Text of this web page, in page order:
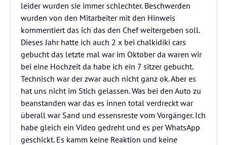
leider wurden sie immer schlechter. Beschwerden
wurden von den Mitarbeiter mit den Hinweis
kommentiert das ich das den Chef weitergeben soll.
Dieses Jahr hatte ich auch 2 x bei chalkidiki cars
gebucht das letzte mal war im Oktober da waren wir
bei eine Hochzeit da habe ich ein 7 sitzer gebucht.
Technisch war der zwar auch nicht ganz ok. Aber es
hat uns nicht im Stich gelassen. Was bei den Auto zu
beanstanden war das es innen total verdreckt war
überall war Sand und essensreste vom Vorgänger. Ich
habe gleich ein Video gedreht und es per WhatsApp
geschickt. Es kamm keine Reaktion und keine